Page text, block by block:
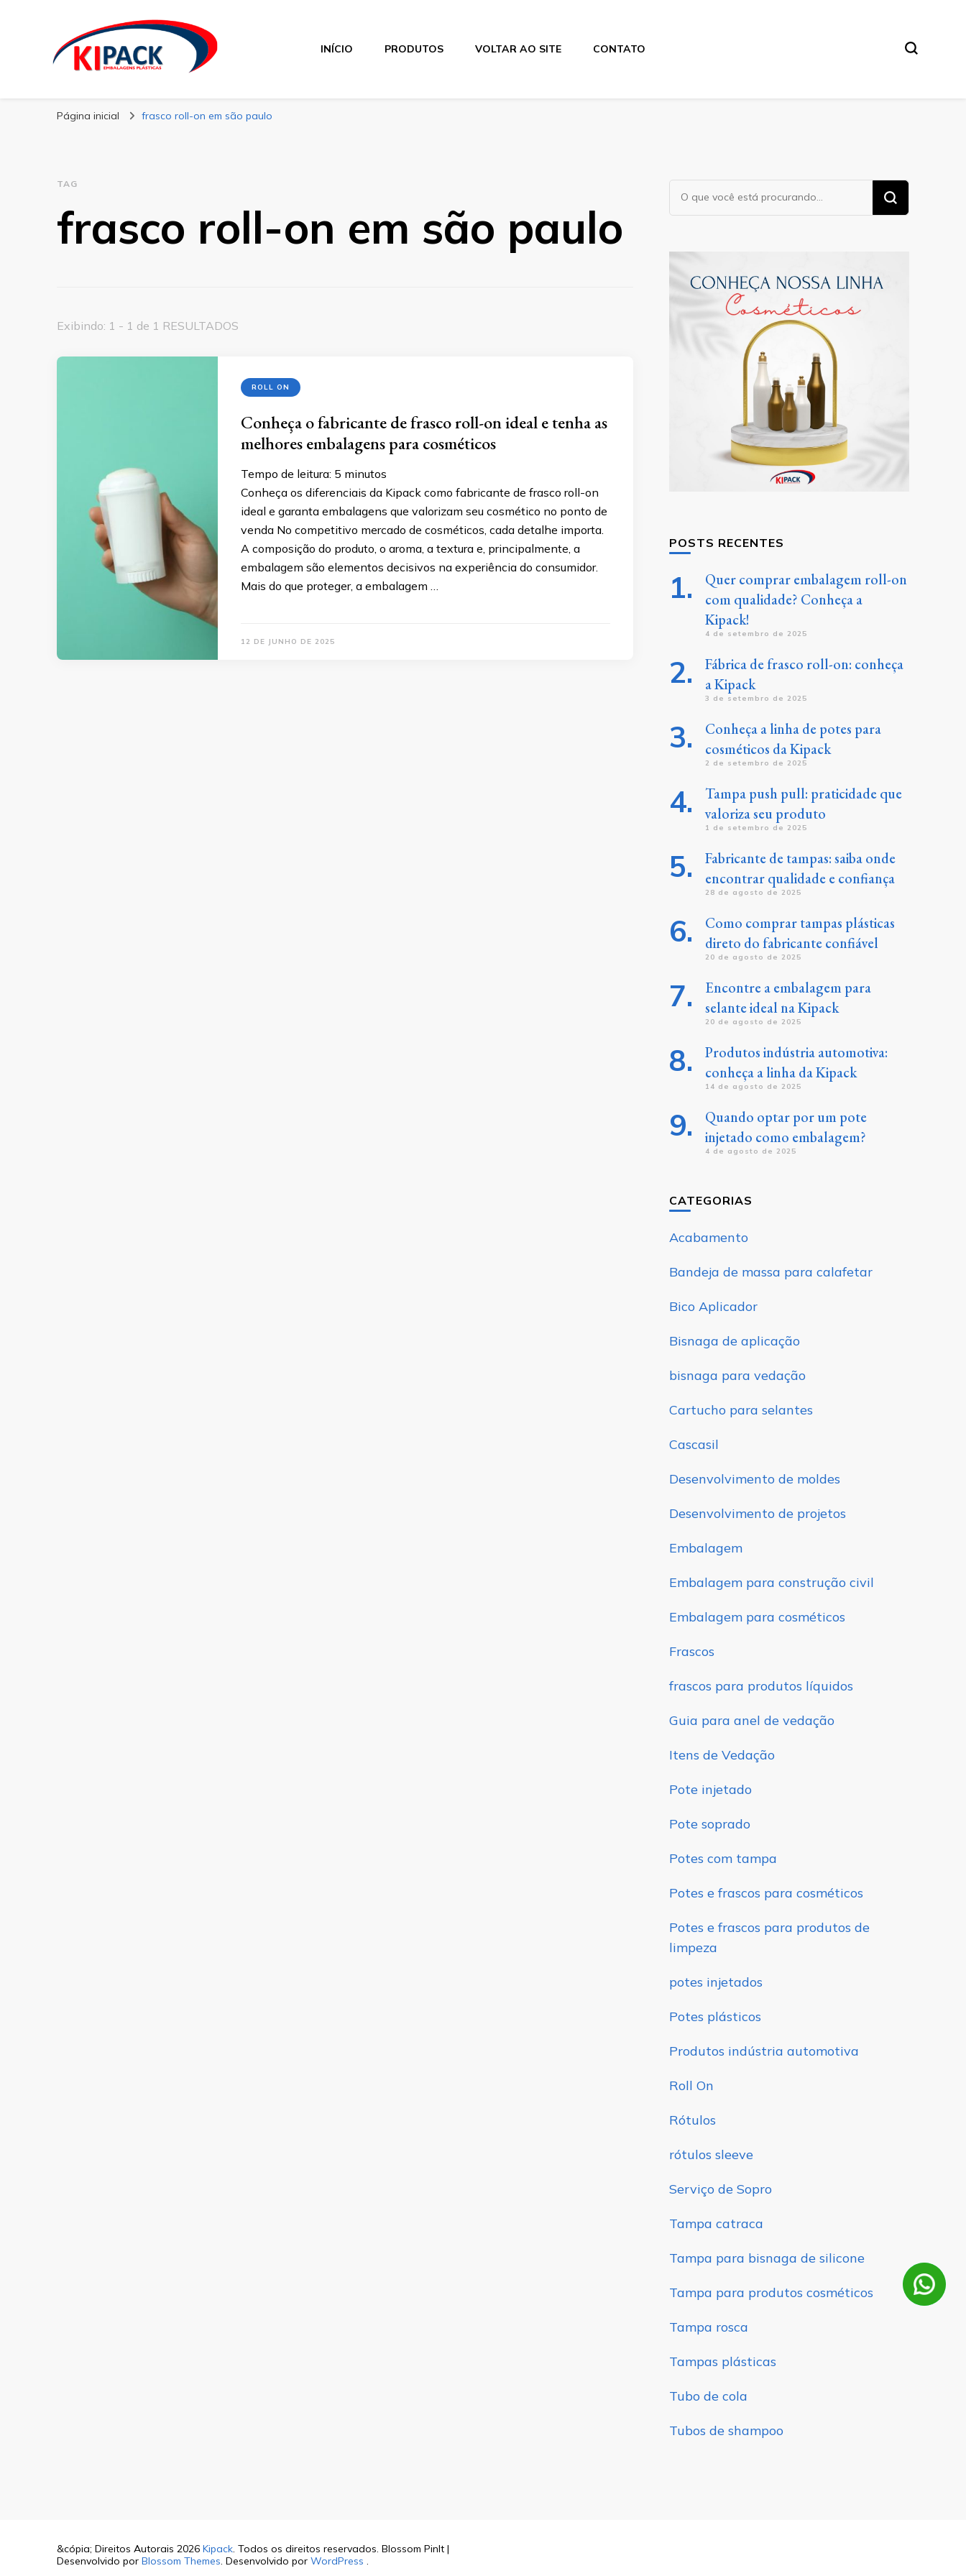
Kipack
INÍCIO PRODUTOS VOLTAR AO SITE CONTATO
Página inicial frasco roll-on em são paulo
TAG
frasco roll-on em são paulo
Exibindo: 1 - 1 de 1 RESULTADOS
ROLL ON
Conheça o fabricante de frasco roll-on ideal e tenha as
melhores embalagens para cosméticos
Tempo de leitura: 5 minutos
Conheça os diferenciais da Kipack como fabricante de frasco roll-on
ideal e garanta embalagens que valorizam seu cosmético no ponto de
venda No competitivo mercado de cosméticos, cada detalhe importa.
A composição do produto, o aroma, a textura e, principalmente, a
embalagem são elementos decisivos na experiência do consumidor.
Mais do que proteger, a embalagem …
12 DE JUNHO DE 2025
Procurando
algo?
POSTS RECENTES
Quer comprar embalagem roll-on
com qualidade? Conheça a
Kipack!
4 de setembro de 2025
Fábrica de frasco roll-on: conheça
a Kipack
3 de setembro de 2025
Conheça a linha de potes para
cosméticos da Kipack
2 de setembro de 2025
Tampa push pull: praticidade que
valoriza seu produto
1 de setembro de 2025
Fabricante de tampas: saiba onde
encontrar qualidade e confiança
28 de agosto de 2025
Como comprar tampas plásticas
direto do fabricante confiável
20 de agosto de 2025
Encontre a embalagem para
selante ideal na Kipack
20 de agosto de 2025
Produtos indústria automotiva:
conheça a linha da Kipack
14 de agosto de 2025
Quando optar por um pote
injetado como embalagem?
4 de agosto de 2025
CATEGORIAS
Acabamento
Bandeja de massa para calafetar
Bico Aplicador
Bisnaga de aplicação
bisnaga para vedação
Cartucho para selantes
Cascasil
Desenvolvimento de moldes
Desenvolvimento de projetos
Embalagem
Embalagem para construção civil
Embalagem para cosméticos
Frascos
frascos para produtos líquidos
Guia para anel de vedação
Itens de Vedação
Pote injetado
Pote soprado
Potes com tampa
Potes e frascos para cosméticos
Potes e frascos para produtos de
limpeza
potes injetados
Potes plásticos
Produtos indústria automotiva
Roll On
Rótulos
rótulos sleeve
Serviço de Sopro
Tampa catraca
Tampa para bisnaga de silicone
Tampa para produtos cosméticos
Tampa rosca
Tampas plásticas
Tubo de cola
Tubos de shampoo
&cópia; Direitos Autorais 2026 Kipack. Todos os direitos reservados. Blossom PinIt |
Desenvolvido por Blossom Themes. Desenvolvido por WordPress .